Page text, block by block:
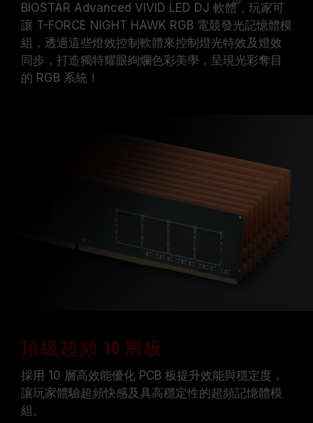
BIOSTAR Advanced VIVID LED DJ 軟體，玩家可
讓 T-FORCE NIGHT HAWK RGB 電競發光記憶體模
組，透過這些燈效控制軟體來控制燈光特效及燈效
同步，打造獨特耀眼絢爛色彩美學，呈現光彩奪目
的 RGB 系統！
頂級超頻 10 層板
採用 10 層高效能優化 PCB 板提升效能與穩定度，
讓玩家體驗超頻快感及具高穩定性的超頻記憶體模
組。